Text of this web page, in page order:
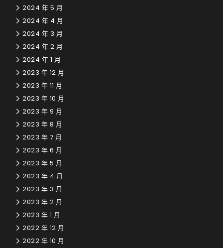
2024 年 5 月
2024 年 4 月
2024 年 3 月
2024 年 2 月
2024 年 1 月
2023 年 12 月
2023 年 11 月
2023 年 10 月
2023 年 9 月
2023 年 8 月
2023 年 7 月
2023 年 6 月
2023 年 5 月
2023 年 4 月
2023 年 3 月
2023 年 2 月
2023 年 1 月
2022 年 12 月
2022 年 10 月